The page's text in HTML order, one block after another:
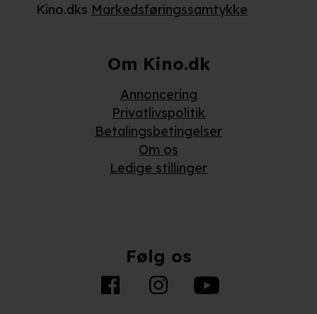
Kino.dks Markedsføringssamtykke
Om Kino.dk
Annoncering
Privatlivspolitik
Betalingsbetingelser
Om os
Ledige stillinger
Følg os